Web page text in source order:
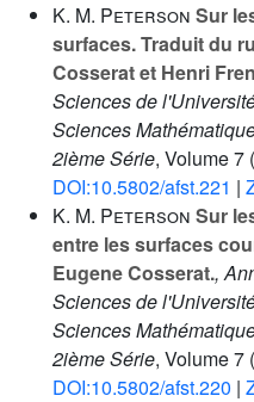
K. M. Peterson Sur
surfaces. Traduit du
Cosserat et Henri
Sciences de
Sciences
2ième Série, Volume 7
DOI:10.5802/afst.221 |
K. M. Peterson Sur
entre les surfaces
Eugene Cosserat.,
Sciences de
Sciences
2ième Série, Volume 7
DOI:10.5802/afst.220 |